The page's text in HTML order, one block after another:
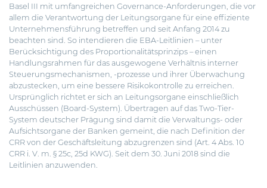
Basel III mit umfangreichen Governance-Anforderungen, die vor
allem die Verantwortung der Leitungsorgane für eine effiziente
Unternehmensführung betreffen und seit Anfang 2014 zu
beachten sind. So intendieren die EBA-Leitlinien – unter
Berücksichtigung des Proportionalitätsprinzips – einen
Handlungsrahmen für das ausgewogene Verhältnis interner
Steuerungsmechanismen, -prozesse und ihrer Überwachung
abzustecken, um eine bessere Risikokontrolle zu erreichen.
Ursprünglich richtet er sich an Leitungsorgane einschließlich
Ausschüssen (Board-System). Übertragen auf das Two-Tier-
System deutscher Prägung sind damit die Verwaltungs- oder
Aufsichtsorgane der Banken gemeint, die nach Definition der
CRR von der Geschäftsleitung abzugrenzen sind (Art. 4 Abs. 10
CRR i. V. m. § 25c, 25d KWG). Seit dem 30. Juni 2018 sind die
Leitlinien anzuwenden.